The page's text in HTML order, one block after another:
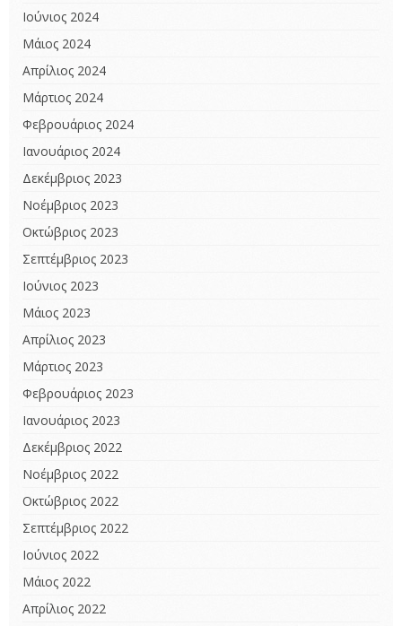
Ιούνιος 2024
Μάιος 2024
Απρίλιος 2024
Μάρτιος 2024
Φεβρουάριος 2024
Ιανουάριος 2024
Δεκέμβριος 2023
Νοέμβριος 2023
Οκτώβριος 2023
Σεπτέμβριος 2023
Ιούνιος 2023
Μάιος 2023
Απρίλιος 2023
Μάρτιος 2023
Φεβρουάριος 2023
Ιανουάριος 2023
Δεκέμβριος 2022
Νοέμβριος 2022
Οκτώβριος 2022
Σεπτέμβριος 2022
Ιούνιος 2022
Μάιος 2022
Απρίλιος 2022